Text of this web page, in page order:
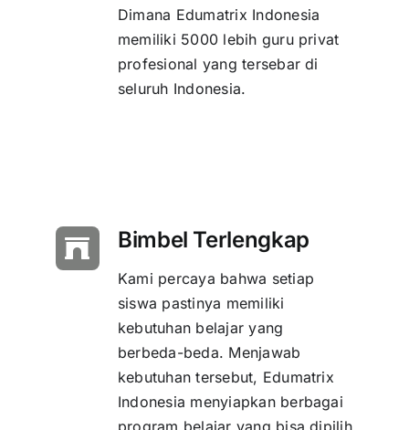
Dimana Edumatrix Indonesia
memiliki 5000 lebih guru privat
profesional yang tersebar di
seluruh Indonesia.
Bimbel Terlengkap
Kami percaya bahwa setiap
siswa pastinya memiliki
kebutuhan belajar yang
berbeda-beda. Menjawab
kebutuhan tersebut, Edumatrix
Indonesia menyiapkan berbagai
program belajar yang bisa dipilih